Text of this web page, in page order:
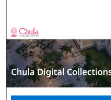
Browse
My